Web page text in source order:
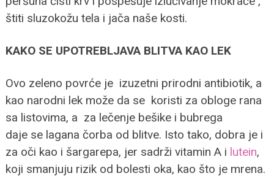
štiti sluzokožu tela i jača naše kosti.
KAKO SE UPOTREBLJAVA BLITVA KAO LEK
Ovo zeleno povrće je izuzetni prirodni antibiotik, a
kao narodni lek može da se koristi za obloge rana
sa listovima, a za lečenje bešike i bubrega
daje se lagana čorba od blitve. Isto tako, dobra je i
za oči kao i šargarepa, jer sadrži vitamin A i lutein,
koji smanjuju rizik od bolesti oka, kao što je mrena.